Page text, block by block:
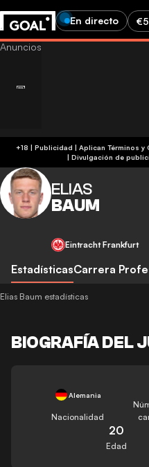
En directo
+18 | Publicidad |
| Divulgación de
ELIAS
BAUM
Eintracht Frankfurt
EstadísticasCarrera
Elias Baum estadísticas
BIOGRAFÍA DEL
Alemania
Nacionalidad
20
Edad